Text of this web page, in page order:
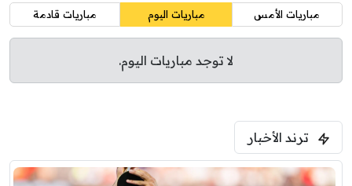
مباريات الأمس مباريات اليوم مباريات قادمة
لا توجد مباريات اليوم.
ترند الأخبار